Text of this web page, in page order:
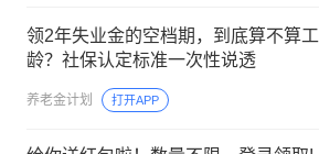
领2年失业金的空档期，到底算不算工
龄？社保认定标准一次性说透
养老金计划 打开APP